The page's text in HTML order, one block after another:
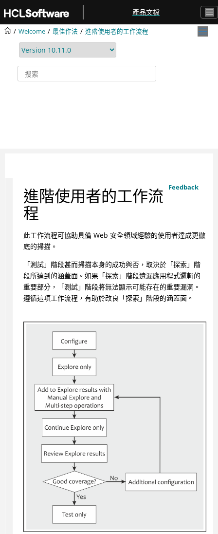
產品文檔
Welcome 最佳作法 進階使用者的工作流程
Feedback
進階使用者的工作流
程
此工作流程可協助具備 Web 安全領域經驗的使用者達成更徹
底的掃描。
「測試」階段甚而掃描本身的成功與否，取決於「探索」階
段所達到的涵蓋面。如果「探索」階段遺漏應用程式邏輯的
重要部分，「測試」階段將無法顯示可能存在的重要漏洞。
遵循這項工作流程，有助於改良「探索」階段的涵蓋面。